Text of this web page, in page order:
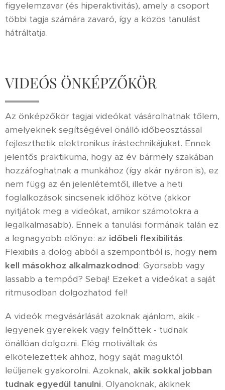
figyelemzavar (és hiperaktivitás), amely a csoport
többi tagja számára zavaró, így a közös tanulást
hátráltatja.
VIDEÓS ÖNKÉPZŐKÖR
Az önképzőkör tagjai videókat vásárolhatnak tőlem,
amelyeknek segítségével önálló időbeosztással
fejleszthetik elektronikus írástechnikájukat. Ennek
jelentős praktikuma, hogy az év bármely szakában
hozzáfoghatnak a munkához (így akár nyáron is), ez
nem függ az én jelenlétemtől, illetve a heti
foglalkozások sincsenek időhöz kötve (akkor
nyitjátok meg a videókat, amikor számotokra a
legalkalmasabb). Ennek a tanulási formának talán ez
a legnagyobb előnye: az időbeli flexibilitás.
Flexibilis a dolog abból a szempontból is, hogy nem
kell másokhoz alkalmazkodnod: Gyorsabb vagy
lassabb a tempód? Sebaj! Ezeket a videókat a saját
ritmusodban dolgozhatod fel!
A videók megvásárlását azoknak ajánlom, akik -
legyenek gyerekek vagy felnőttek - tudnak
önállóan dolgozni. Elég motiváltak és
elkötelezettek ahhoz, hogy saját maguktól
leüljenek gyakorolni. Azoknak, akik sokkal jobban
tudnak egyedül tanulni. Olyanoknak, akiknek